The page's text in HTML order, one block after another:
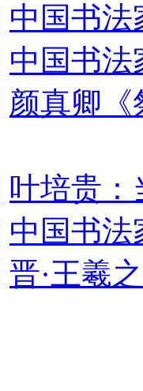
中国书法
中国书法
颜真卿《
叶培贵：
中国书法
晋·王羲